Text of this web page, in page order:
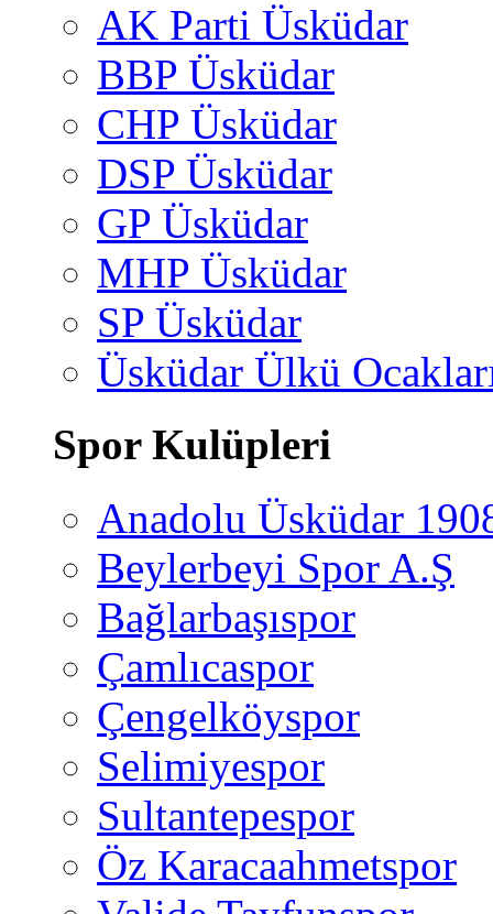
AK Parti Üsküdar
BBP Üsküdar
CHP Üsküdar
DSP Üsküdar
GP Üsküdar
MHP Üsküdar
SP Üsküdar
Üsküdar Ülkü
Spor Kulüpleri
Anadolu Üsküdar
Beylerbeyi Spor A.Ş
Bağlarbaşıspor
Çamlıcaspor
Çengelköyspor
Selimiyespor
Sultantepespor
Öz Karacaahmetspor